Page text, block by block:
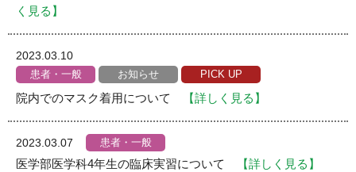
く見る】
2023.03.10
患者・一般
お知らせ PICK UP
院内でのマスク着用について 【詳しく見る】
2023.03.07 患者・一般
医学部医学科4年生の臨床実習について 【詳しく見る】